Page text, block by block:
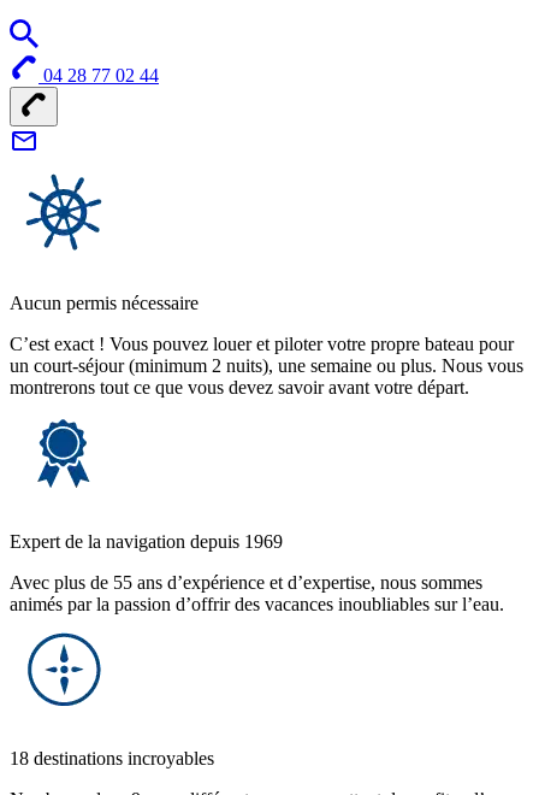
04 28 77 02 44
Aucun permis nécessaire
C’est exact ! Vous pouvez louer et piloter votre propre bateau pour
un court-séjour (minimum 2 nuits), une semaine ou plus. Nous vous
montrerons tout ce que vous devez savoir avant votre départ.
Expert de la navigation depuis 1969
Avec plus de 55 ans d’expérience et d’expertise, nous sommes
animés par la passion d’offrir des vacances inoubliables sur l’eau.
18 destinations incroyables